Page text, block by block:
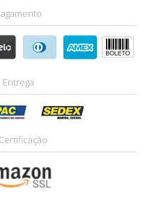
Entrega